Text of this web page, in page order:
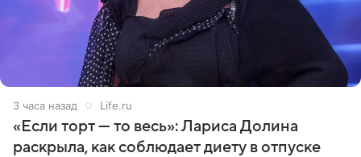
3 часа назад Life.ru
«Если торт — то весь»: Лариса Долина
раскрыла, как соблюдает диету в отпуске